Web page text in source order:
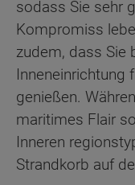
sodass Sie sehr
Kompromiss
zudem, dass Sie
Inneneinrichtung
genießen.
maritimes Flair
Inneren
Strandkorb auf